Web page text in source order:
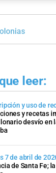
leer:
y uso de
y recetas
desvío en
7 de abril de
de Santa Fe;